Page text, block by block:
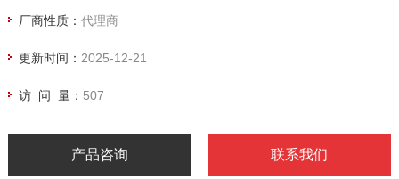
厂商性质： 代理商
更新时间： 2025-12-21
访 问 量： 507
产品咨询 联系我们